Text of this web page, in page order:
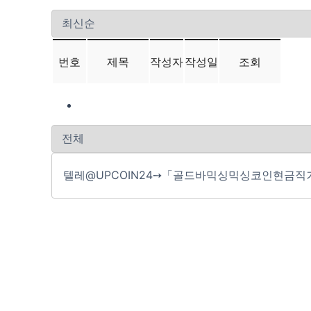
번호 제목 작성자작성일 조회